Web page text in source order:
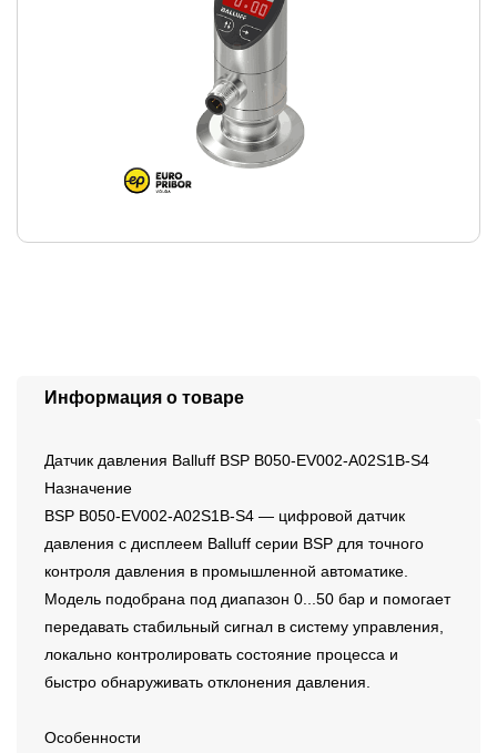
Информация о товаре
Датчик давления Balluff BSP B050-EV002-A02S1B-S4
Назначение
BSP B050-EV002-A02S1B-S4 — цифровой датчик
давления с дисплеем Balluff серии BSP для точного
контроля давления в промышленной автоматике.
Модель подобрана под диапазон 0...50 бар и помогает
передавать стабильный сигнал в систему управления,
локально контролировать состояние процесса и
быстро обнаруживать отклонения давления.
Особенности